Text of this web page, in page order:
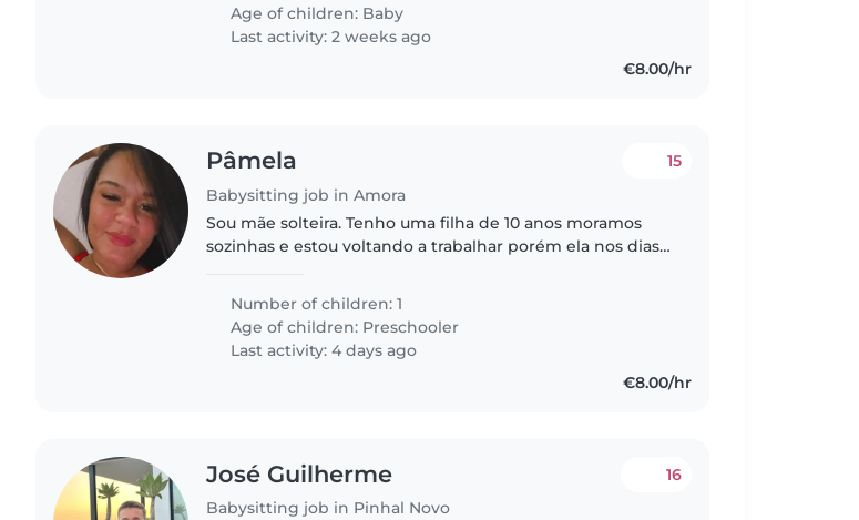
Age of children: Baby
Last activity: 2 weeks ago
€8.00/hr
Pâmela
Babysitting job in Amora
15
Sou mãe solteira. Tenho uma filha de 10 anos moramos
sozinhas e estou voltando a trabalhar porém ela nos dias
Number of children: 1
Age of children: Preschooler
Last activity: 4 days ago
€8.00/hr
José Guilherme
Babysitting job in Pinhal Novo
16